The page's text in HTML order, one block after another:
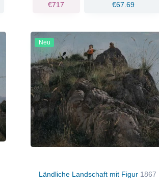
€717
€67.69
Neu
Ländliche Landschaft mit Figur 1867